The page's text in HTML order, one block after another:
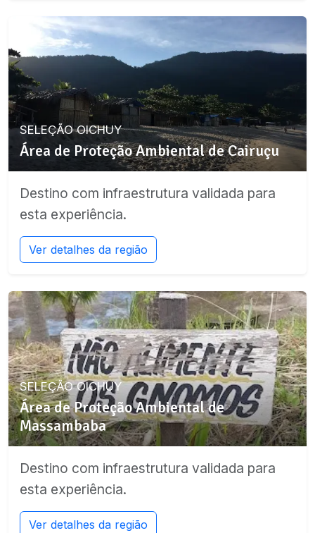
SELEÇÃO OICHUY
Área de Proteção Ambiental de Cairuçu
Destino com infraestrutura validada para
esta experiência.
Ver detalhes da região
SELEÇÃO OICHUY
Área de Proteção Ambiental de
Massambaba
Destino com infraestrutura validada para
esta experiência.
Ver detalhes da região